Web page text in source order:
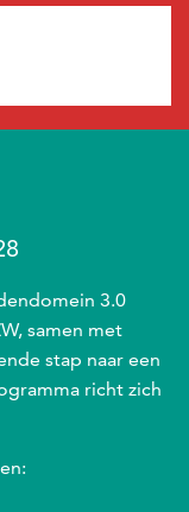
3.0
samen met
stap naar een
richt zich